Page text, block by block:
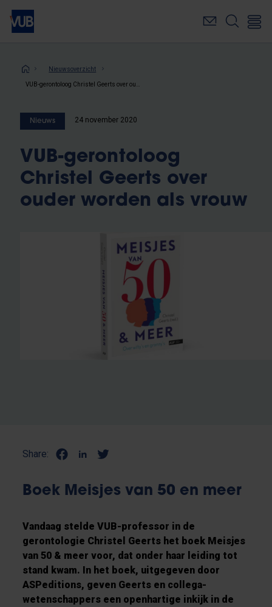
Overslaan
naar
inhoudKruimelpad
Nieuwsoverzicht
Nieuws 24 november 2020
VUB-gerontoloog
Christel Geerts over
ouder worden als vrouw
Share:
Boek Meisjes van 50 en meer
Vandaag stelde VUB-professor in de
gerontologie Christel Geerts het boek Meisjes
van 50 & meer voor, dat onder haar leiding tot
stand kwam. In het boek, uitgegeven door
ASPeditions, geven Geerts en collega-
wetenschappers een openhartige inkijk in de